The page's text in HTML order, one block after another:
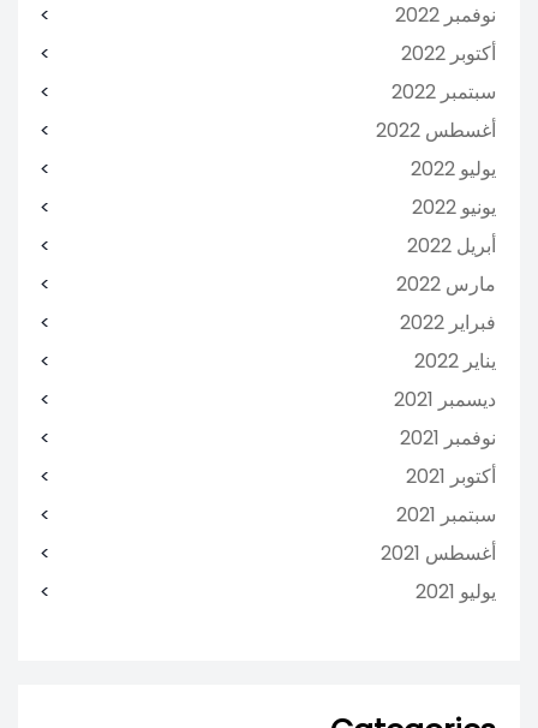
نوفمبر 2022
أكتوبر 2022
سبتمبر 2022
أغسطس 2022
يوليو 2022
يونيو 2022
أبريل 2022
مارس 2022
فبراير 2022
يناير 2022
ديسمبر 2021
نوفمبر 2021
أكتوبر 2021
سبتمبر 2021
أغسطس 2021
يوليو 2021